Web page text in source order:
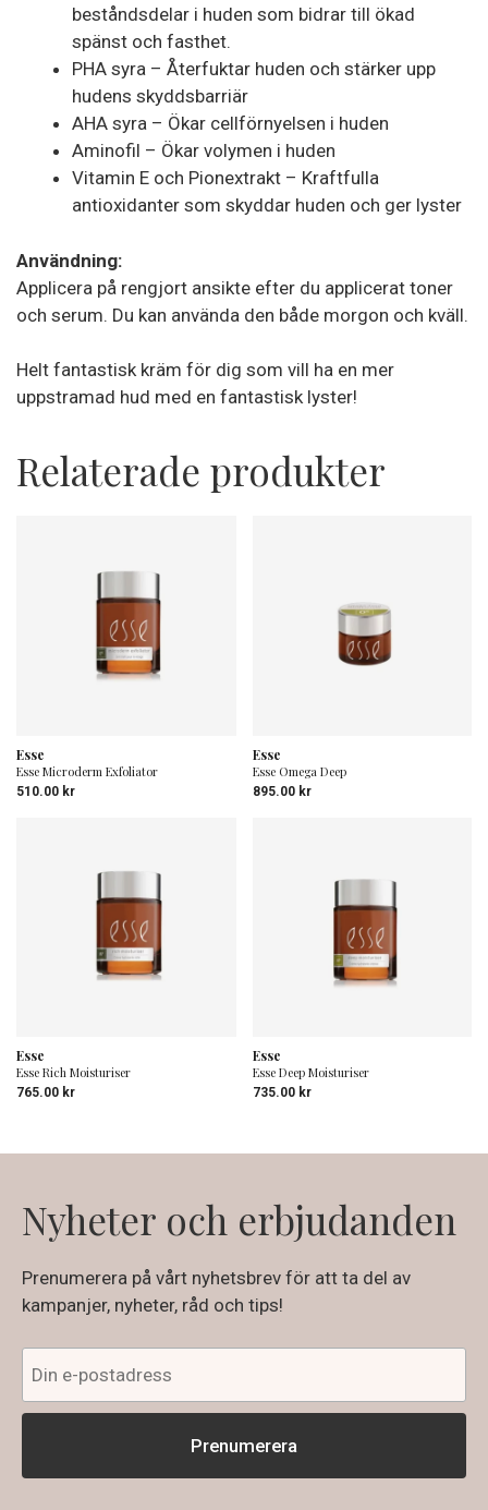
beståndsdelar i huden som bidrar till ökad
spänst och fasthet.
PHA syra – Återfuktar huden och stärker upp
hudens skyddsbarriär
AHA syra – Ökar cellförnyelsen i huden
Aminofil – Ökar volymen i huden
Vitamin E och Pionextrakt – Kraftfulla
antioxidanter som skyddar huden och ger lyster
Användning:
Applicera på rengjort ansikte efter du applicerat toner
och serum. Du kan använda den både morgon och kväll.
Helt fantastisk kräm för dig som vill ha en mer
uppstramad hud med en fantastisk lyster!
Relaterade produkter
Esse
Esse Microderm Exfoliator
510.00 kr
Esse
Esse Omega Deep
895.00 kr
Esse
Esse Rich Moisturiser
765.00 kr
Esse
Esse Deep Moisturiser
735.00 kr
Nyheter och erbjudanden
Prenumerera på vårt nyhetsbrev för att ta del av
kampanjer, nyheter, råd och tips!